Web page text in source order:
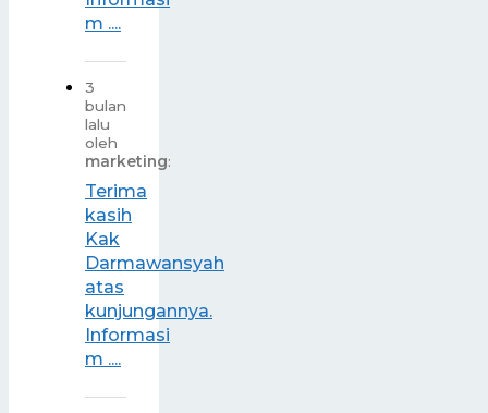
m ....
3
bulan
lalu
oleh
marketing:
Terima
kasih
Kak
Darmawansyah
atas
kunjungannya.
Informasi
m ....